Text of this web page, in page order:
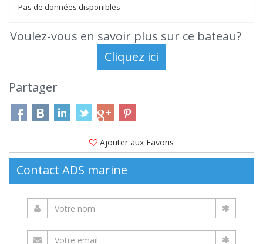
Pas de données disponibles
Voulez-vous en savoir plus sur ce bateau?
Partager
Ajouter aux Favoris
Contact ADS marine